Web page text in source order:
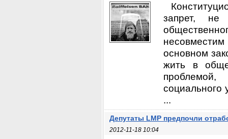
запрет,
основном
жить в
социального
...
Депутаты LMP предпочли
2012-11-18 10:04